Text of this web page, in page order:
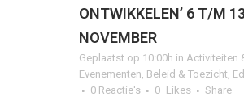
ONTWIKKELEN’ 6 T/M
NOVEMBER
Geplaatst op 10:00h in Activiteiten
Evenementen, Beleid & Toezicht,
0 Reactie's
0 Likes Share